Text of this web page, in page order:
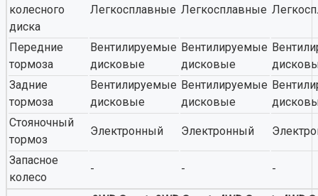
колесного
диска
Легкосплавные Легкосплавные
Передние
тормоза
Вентилируемые
дисковые
Вентилируемые
дисковые
Задние
тормоза
Вентилируемые
дисковые
Вентилируемые
дисковые
Стояночный
тормоз
Электронный Электронный
Запасное
колесо
- - -